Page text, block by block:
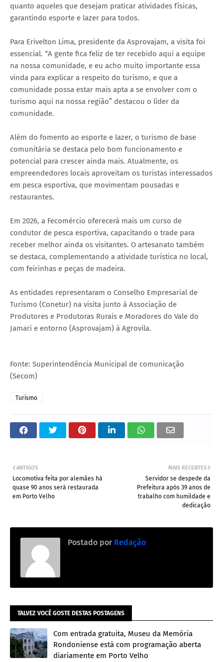
quanto aqueles que desejam praticar atividades físicas,
garantindo esporte e lazer para todos.
Para Erivelton Lima, presidente da Asprovajam, a visita foi
essencial. “A gente fica feliz de ter recebido aqui a equipe
na nossa comunidade, e eu acho muito importante essa
vinda para explicar a respeito do turismo, e que a
comunidade possa estar mais apta a se envolver com o
turismo aqui na nossa região” destacou o líder da
comunidade.
Além do fomento ao esporte e lazer, o turismo de base
comunitária se destaca pelo bom funcionamento e
potencial para crescer ainda mais. Atualmente, os
empreendedores locais aproveitam os turistas interessados
em pesca esportiva, que movimentam pousadas e
restaurantes.
Em 2026, a Fecomércio oferecerá mais um curso de
condutor de pesca esportiva, capacitando o trade para
receber melhor ainda os visitantes. O artesanato também
se destaca, complementando a atividade turística no local,
com feirinhas e peças de madeira.
As entidades representaram o Conselho Empresarial de
Turismo (Conetur) na visita junto à Associação de
Produtores e Produtoras Rurais e Moradores do Vale do
Jamari e entorno (Asprovajam) à Agrovila.
Fonte: Superintendência Municipal de comunicação
(Secom)
Turismo
MAIS RECENTES
Servidor se despede da
Prefeitura após 39 anos de
trabalho com humildade e
dedicação
ANTIGOS
Locomotiva feita por alemães há
quase 90 anos será restaurada
em Porto Velho
Postado por Redação
TALVEZ VOCÊ GOSTE DESTAS POSTAGENS
Com entrada gratuita, Museu da Memória
Rondoniense está com programação aberta
diariamente em Porto Velho